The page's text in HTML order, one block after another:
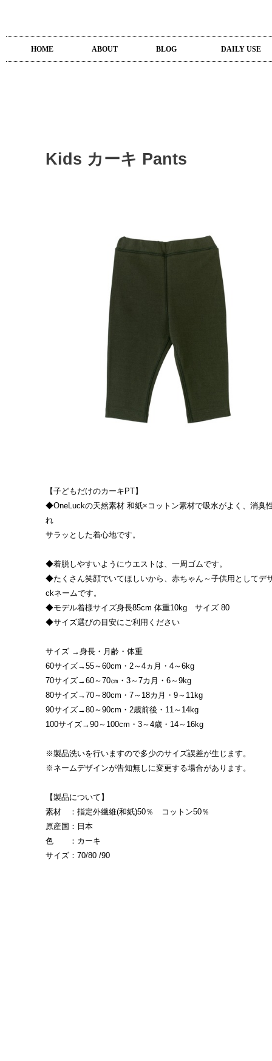
HOME ABOUT BLOG DAILY USE
Kids カーキ Pants
【子どもだけのカーキPT】
◆OneLuckの天然素材 和紙×コットン素材で吸水がよく、消臭
れ
サラッとした着心地です。
◆着脱しやすいようにウエストは、一周ゴムです。
◆たくさん笑顔でいてほしいから、赤ちゃん～子供用としてデ
ckネームです。
◆モデル着様サイズ身長85cm 体重10kg サイズ 80
◆サイズ選びの目安にご利用ください
サイズ →身長・月齢・体重
60サイズ→55～60cm・2～4ヵ月・4～6kg
70サイズ→60～70㎝・3～7カ月・6～9kg
80サイズ→70～80cm・7～18カ月・9～11kg
90サイズ→80～90cm・2歳前後・11～14kg
100サイズ→90～100cm・3～4歳・14～16kg
※製品洗いを行いますので多少のサイズ誤差が生じます。
※ネームデザインが告知無しに変更する場合があります。
【製品について】
素材 ：指定外繊維(和紙)50％ コットン50％
原産国：日本
色 ：カーキ
サイズ：70/80 /90